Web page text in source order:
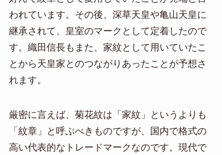
われています。その後、深草天皇や亀山天皇に
継承されて、皇室のマークとして定着したので
す。織田信長もまた、家紋として用いていたこ
とから天皇家とのつながりあったことが予想さ
れます。
厳密に言えば、菊花紋は「家紋」というよりも
「紋章」と呼ぶべきものですが、国内で格式の
高い代表的なトレードマークなのです。現代で